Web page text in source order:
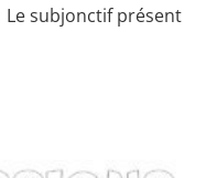
Le subjonctif présent